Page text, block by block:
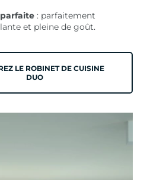
: parfaitement
et pleine de goût.
LE ROBINET DE CUISINE
DUO